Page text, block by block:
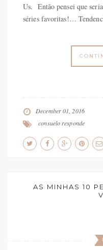
Us. Então pensei que
séries favoritas!…
December 01, 2016
consuelo responde
AS MINHAS 10